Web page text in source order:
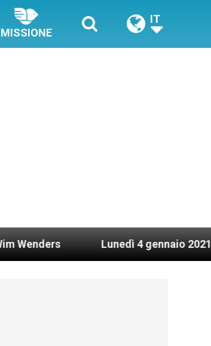
MISSIONE
IT
Lunedì 4 gennaio 2021: Possesso